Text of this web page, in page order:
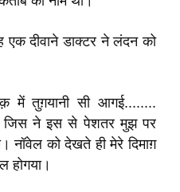
एक दीवाने डाक्टर ने लंदन को
में तुग़यानी सी आगई........
जिस ने इस से पेशतर मुझ पर
नॉवेल को देखते ही मेरे दिमाग़
होगया।